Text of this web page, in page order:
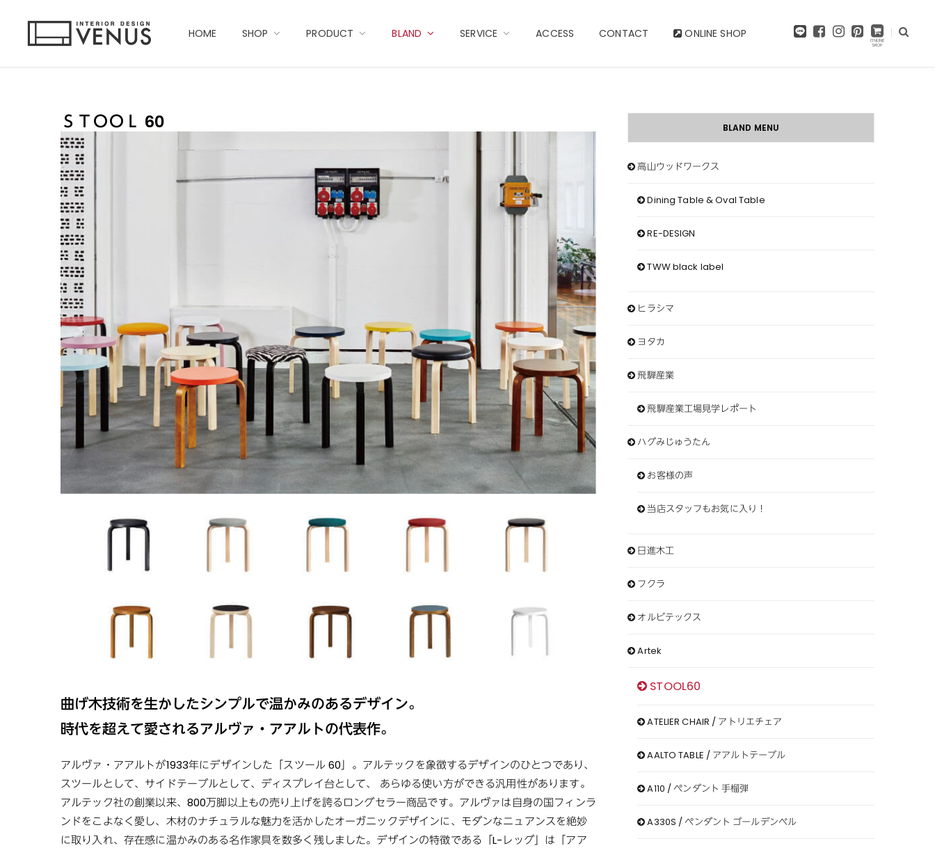
HOME SHOP PRODUCT BLAND SERVICE ACCESS CONTACT ONLINE SHOP F
o
I
r
m
P
e
t
ＳＴＯＯＬ 60
曲げ木技術を生かしたシンプルで温かみのあるデザイン。
時代を超えて愛されるアルヴァ・アアルトの代表作。
アルヴァ・アアルトが1933年にデザインした「スツール 60」。アルテックを象徴するデザインのひとつであり、
スツールとして、サイドテーブルとして、ディスプレイ台として、 あらゆる使い方ができる汎用性があります。
アルテック社の創業以来、800万脚以上もの売り上げを誇るロングセラー商品です。アルヴァは自身の国フィンラ
ンドをこよなく愛し、木材のナチュラルな魅力を活かしたオーガニックデザインに、モダンなニュアンスを絶妙
に取り入れ、存在感に温かみのある名作家具を数多く残しました。デザインの特徴である「L-レッグ」は「アア
BLAND MENU
高山ウッドワークス
Dining Table & Oval Table
RE-DESIGN
TWW black label
ヒラシマ
ヨタカ
飛騨産業
飛騨産業工場見学レポート
ハグみじゅうたん
お客様の声
当店スタッフもお気に入り！
日進木工
フクラ
オルビテックス
Artek
STOOL60
ATELIER CHAIR / アトリエチェア
AALTO TABLE / アアルトテーブル
A110 / ペンダント 手榴弾
A330S / ペンダント ゴールデンベル